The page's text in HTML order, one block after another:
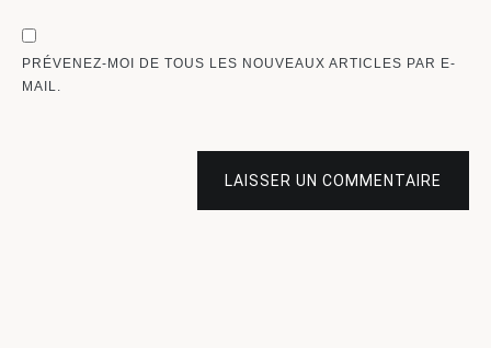
PRÉVENEZ-MOI DE TOUS LES NOUVEAUX ARTICLES PAR E-
MAIL.
LAISSER UN COMMENTAIRE